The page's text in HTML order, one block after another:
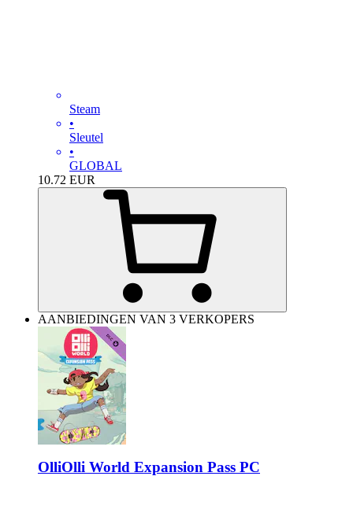
Steam
•
Sleutel
•
GLOBAL
10.72 EUR
AANBIEDINGEN VAN 3 VERKOPERS
OlliOlli World Expansion Pass PC